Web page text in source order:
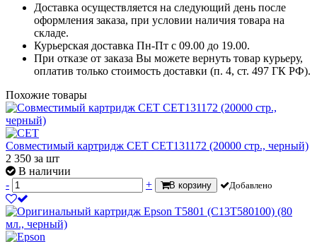
Доставка осуществляется на следующий день после
оформления заказа, при условии наличия товара на
складе.
Курьерская доставка Пн-Пт с 09.00 до 19.00.
При отказе от заказа Вы можете вернуть товар курьеру,
оплатив только стоимость доставки (п. 4, ст. 497 ГК РФ).
Похожие товары
Совместимый картридж CET CET131172 (20000 стр., черный)
2 350 за шт
В наличии
-
+ В корзину Добавлено